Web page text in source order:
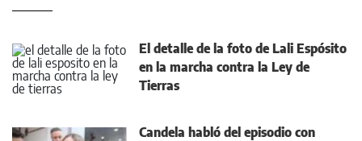
El detalle de la foto de Lali Espósito
en la marcha contra la Ley de
Tierras
Candela habló del episodio con